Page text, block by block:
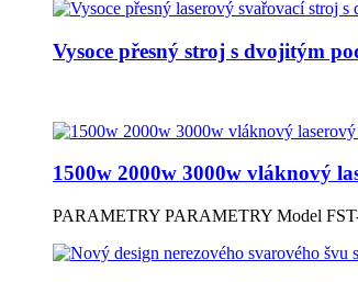
Vysoce přesný stroj s dvojitým
1500w 2000w 3000w vláknový
PARAMETRY PARAMETRY Model